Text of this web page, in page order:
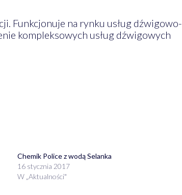
Funkcjonuje na rynku usług dźwigowo-
kompleksowych usług dźwigowych
Chemik Police z wodą Selanka
16 stycznia 2017
W „Aktualności"